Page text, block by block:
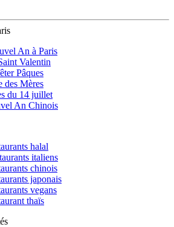
An à Paris
Valentin
Pâques
des Mères
du 14 juillet
An Chinois
halal
italiens
chinois
japonais
vegans
thaïs